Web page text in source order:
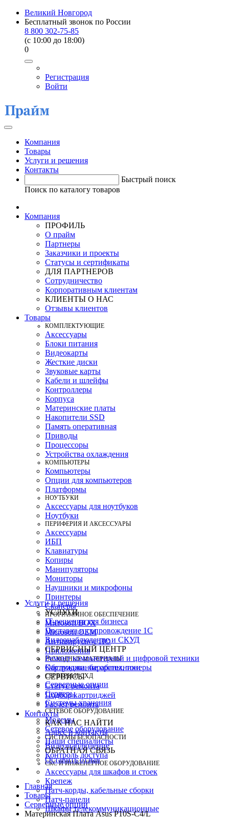
Великий Новгород
Бесплатный звонок по России
8 800 302-75-85
(c 10:00 до 18:00)
0
Регистрация
Войти
Компания
Товары
Услуги и решения
Контакты
Быстрый поиск
Поиск по каталогу товаров
Компания
ПРОФИЛЬ
О прайм
Партнеры
Заказчики и проекты
Статусы и сертификаты
ДЛЯ ПАРТНЕРОВ
Сотрудничество
Корпоративным клиентам
КЛИЕНТЫ О НАС
Отзывы клиентов
Товары
КOМПЛЕКТУЮЩИЕ
Аксессуары
Блоки питания
Видеокарты
Жесткие диски
Звуковые карты
Кабели и шлейфы
Контроллеры
Корпуса
Материнские платы
Накопители SSD
Память оперативная
Приводы
Процессоры
Устройства охлаждения
КОМПЬЮТЕРЫ
Компьютеры
Опции для компьютеров
Платформы
НОУТБУКИ
Аксессуары для ноутбуков
Ноутбуки
ПЕРИФЕРИЯ И АКСЕССУАРЫ
Аксессуары
ИБП
Клавиатуры
Копиры
Манипуляторы
Мониторы
Наушники и микрофоны
Принтеры
Сканеры
ПРОГРАММНОЕ ОБЕСПЕЧЕНИЕ
Microsoft BOX
Microsoft OEM
Антивирусное ПО
Приложения
РАСХОДНЫЕ МАТЕРИАЛЫ
Картриджи, барабаны, тонеры
СЕРВЕРЫ И СХД
Серверные опции
Серверы
Системы хранения
СЕТЕВОЕ ОБОРУДОВАНИЕ
Модемы
Сетевое оборудование
СИСТЕМЫ БЕЗОПАСНОСТИ
Видеонаблюдение
Контроль доступа
СКС И ИНЖЕНЕРНОЕ ОБОРУДОВАНИЕ
Аксессуары для шкафов и стоек
Крепеж
Патч-корды, кабельные сборки
Патч-панели
Шкафы телекоммуникационные
Услуги и решения
УСЛУГИ
IT-решения для бизнеса
Поставка и сопровождение 1C
Видеонаблюдение и СКУД
СЕРВИСНЫЙ ЦЕНТР
Ремонт компьютерной и цифровой техники
Обслуживание оргтехники
СЕРВИСЫ
Статус ремонта
Подбор картриджей
Расчет ремонта
Контакты
КАК НАС НАЙТИ
Адрес и контакты
Наши специалисты
ОБРАТНАЯ СВЯЗЬ
Оставить отзыв
Главная
Товары
Серверные опции
Материнская Плата Asus P10S-C4/L